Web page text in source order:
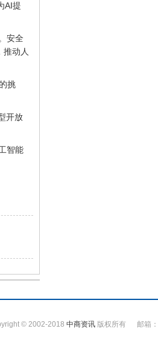
AI提
安全
推动人
挑
开放
智能
© 2002-2018 中商资讯 版权所有 邮箱：